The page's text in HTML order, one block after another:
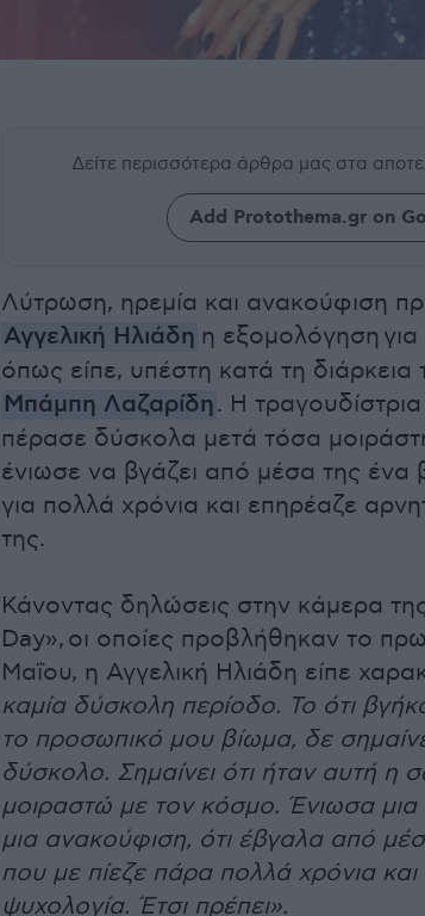
Δείτε περισσότερα άρθρα μας στα
Add Protothema.gr on
Λύτρωση, ηρεμία και ανακούφιση
Αγγελική Ηλιάδη η εξομολόγηση για
όπως είπε, υπέστη κατά τη
Μπάμπη Λαζαρίδη. Η
πέρασε δύσκολα μετά τόσα
ένιωσε να βγάζει από μέσα της ένα
για πολλά χρόνια και επηρέαζε
της.
Κάνοντας δηλώσεις στην κάμερα
Day», οι οποίες προβλήθηκαν το
Μαΐου, η Αγγελική Ηλιάδη είπε
καμία δύσκολη περίοδο. Το ότι
το προσωπικό μου βίωμα, δε
δύσκολο. Σημαίνει ότι ήταν αυτή η
μοιραστώ με τον κόσμο. Ένιωσα μια
μια ανακούφιση, ότι έβγαλα από
που με πίεζε πάρα πολλά χρόνια
ψυχολογία. Έτσι πρέπει».